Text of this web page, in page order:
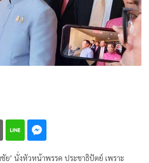
ย’ นั่งหัวหน้าพรรค ประชาธิปัตย์ เพราะ